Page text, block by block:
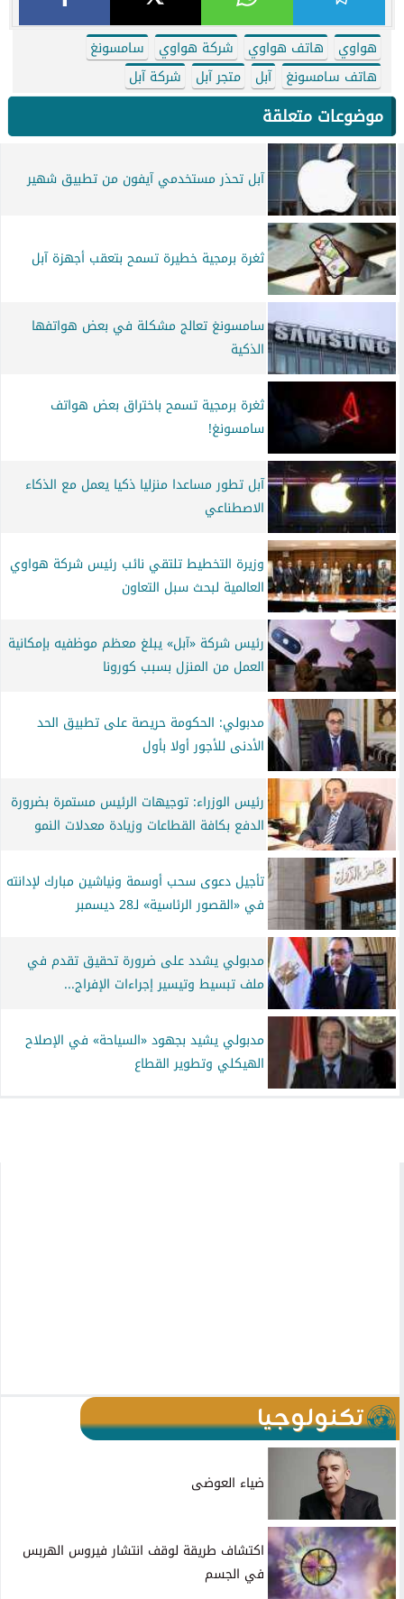
هواوي هاتف هواوي شركة هواوي
سامسونغ
هاتف سامسونغ
آبل متجر آبل شركة آبل
موضوعات متعلقة
آبل تحذر مستخدمي آيفون من تطبيق شهير
ثغرة برمجية خطيرة تسمح بتعقب أجهزة آبل
سامسونغ تعالج مشكلة في بعض هواتفها
الذكية
ثغرة برمجية تسمح باختراق بعض هواتف
سامسونغ!
آبل تطور مساعدا منزليا ذكيا يعمل مع الذكاء
الاصطناعي
وزيرة التخطيط تلتقي نائب رئيس شركة هواوي
العالمية لبحث سبل التعاون
رئيس شركة «آبل» يبلغ معظم موظفيه بإمكانية
العمل من المنزل بسبب كورونا
مدبولي: الحكومة حريصة على تطبيق الحد
الأدنى للأجور أولا بأول
رئيس الوزراء: توجيهات الرئيس مستمرة بضرورة
الدفع بكافة القطاعات وزيادة معدلات النمو
تأجيل دعوى سحب أوسمة ونياشين مبارك لإدانته
في «القصور الرئاسية» لـ28 ديسمبر
مدبولي يشدد على ضرورة تحقيق تقدم في
ملف تبسيط وتيسير إجراءات الإفراج...
مدبولي يشيد بجهود «السياحة» في الإصلاح
الهيكلي وتطوير القطاع
تكنولوجيا
ضياء العوضى
اكتشاف طريقة لوقف انتشار فيروس الهربس
في الجسم